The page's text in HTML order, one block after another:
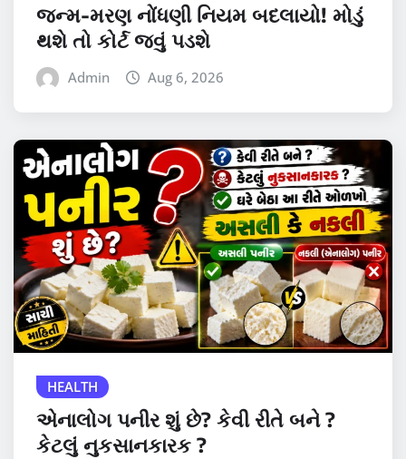
જન્મ-મરણ નોંધણી નિયમ બદલાયો! મોડું
થશે તો કોર્ટ જવું પડશે
Admin Aug 6, 2026
HEALTH
એનાલોગ પનીર શું છે? કેવી રીતે બને ?
કેટલું નુકસાનકારક ?